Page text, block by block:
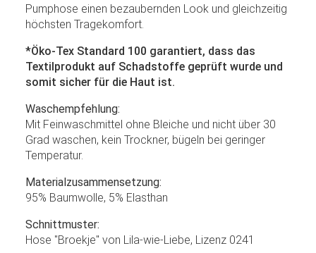
Pumphose einen bezaubernden Look und gleichzeitig
höchsten Tragekomfort.
*Öko-Tex Standard 100 garantiert, dass das
Textilprodukt auf Schadstoffe geprüft wurde und
somit sicher für die Haut ist.
Waschempfehlung:
Mit Feinwaschmittel ohne Bleiche und nicht über 30
Grad waschen, kein Trockner, bügeln bei geringer
Temperatur.
Materialzusammensetzung:
95% Baumwolle, 5% Elasthan
Schnittmuster:
Hose "Broekje" von Lila-wie-Liebe, Lizenz 0241